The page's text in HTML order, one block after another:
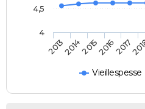
Vieillespesse
20132014201520162017
4
4,5